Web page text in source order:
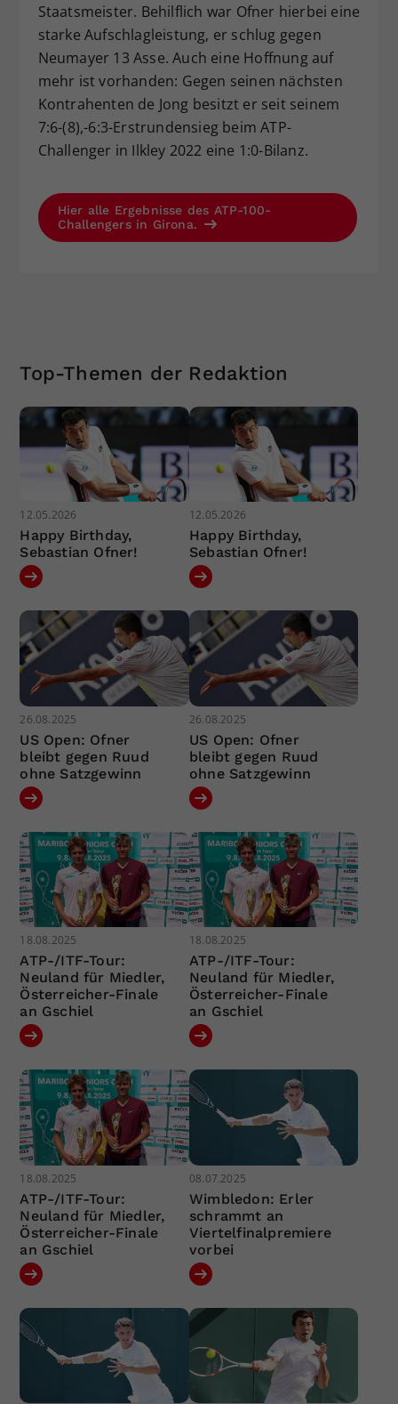
Staatsmeister. Behilflich war Ofner hierbei eine
starke Aufschlagleistung, er schlug gegen
Neumayer 13 Asse. Auch eine Hoffnung auf
mehr ist vorhanden: Gegen seinen nächsten
Kontrahenten de Jong besitzt er seit seinem
7:6-(8),-6:3-Erstrundensieg beim ATP-
Challenger in Ilkley 2022 eine 1:0-Bilanz.
Hier alle Ergebnisse des ATP-100-
Challengers in Girona.
Top-Themen der Redaktion
12.05.2026
Happy Birthday,
Sebastian Ofner!
12.05.2026
Happy Birthday,
Sebastian Ofner!
26.08.2025
US Open: Ofner
bleibt gegen Ruud
ohne Satzgewinn
26.08.2025
US Open: Ofner
bleibt gegen Ruud
ohne Satzgewinn
18.08.2025
ATP-/ITF-Tour:
Neuland für Miedler,
Österreicher-Finale
an Gschiel
18.08.2025
ATP-/ITF-Tour:
Neuland für Miedler,
Österreicher-Finale
an Gschiel
18.08.2025
ATP-/ITF-Tour:
Neuland für Miedler,
Österreicher-Finale
an Gschiel
08.07.2025
Wimbledon: Erler
schrammt an
Viertelfinalpremiere
vorbei